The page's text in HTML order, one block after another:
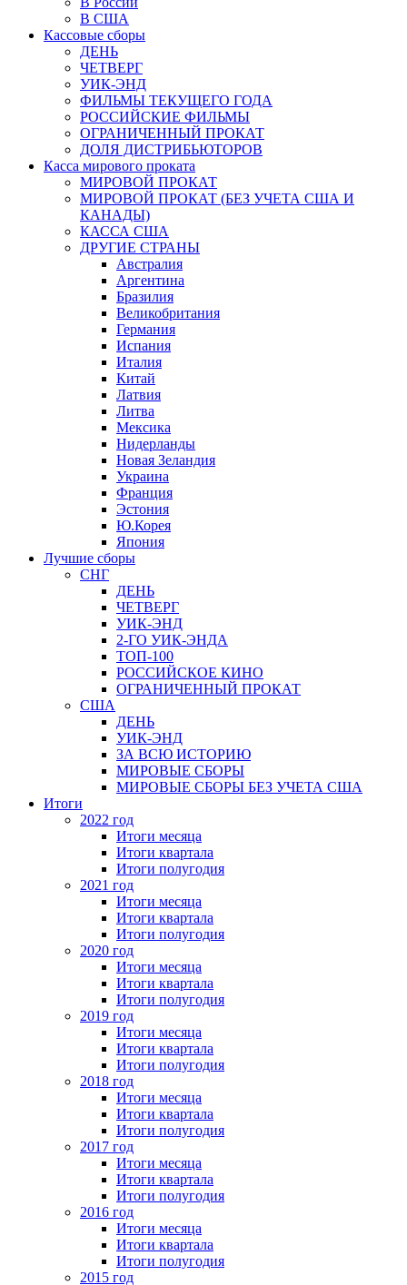
В США
Кассовые сборы
ДЕНЬ
ЧЕТВЕРГ
УИК-ЭНД
ФИЛЬМЫ ТЕКУЩЕГО ГОДА
РОССИЙСКИЕ ФИЛЬМЫ
ОГРАНИЧЕННЫЙ ПРОКАТ
ДОЛЯ ДИСТРИБЬЮТОРОВ
Касса мирового проката
МИРОВОЙ ПРОКАТ
МИРОВОЙ ПРОКАТ (БЕЗ УЧЕТА США И
КАНАДЫ)
КАССА США
ДРУГИЕ СТРАНЫ
Австралия
Аргентина
Бразилия
Великобритания
Германия
Испания
Италия
Китай
Латвия
Литва
Мексика
Нидерланды
Новая Зеландия
Украина
Франция
Эстония
Ю.Корея
Япония
Лучшие сборы
СНГ
ДЕНЬ
ЧЕТВЕРГ
УИК-ЭНД
2-ГО УИК-ЭНДА
ТОП-100
РОССИЙСКОЕ КИНО
ОГРАНИЧЕННЫЙ ПРОКАТ
США
ДЕНЬ
УИК-ЭНД
ЗА ВСЮ ИСТОРИЮ
МИРОВЫЕ СБОРЫ
МИРОВЫЕ СБОРЫ БЕЗ УЧЕТА США
Итоги
2022 год
Итоги месяца
Итоги квартала
Итоги полугодия
2021 год
Итоги месяца
Итоги квартала
Итоги полугодия
2020 год
Итоги месяца
Итоги квартала
Итоги полугодия
2019 год
Итоги месяца
Итоги квартала
Итоги полугодия
2018 год
Итоги месяца
Итоги квартала
Итоги полугодия
2017 год
Итоги месяца
Итоги квартала
Итоги полугодия
2016 год
Итоги месяца
Итоги квартала
Итоги полугодия
2015 год